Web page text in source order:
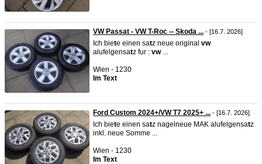
VW Passat - VW T-Roc -- Skoda ... - [16.7. 2026]
Ich biete einen satz neue original vw
alufelgensatz fur : vw...
Wien - 1230
Im Text
Ford Custom 2024+/VW T7 2025+ ... - [16.7. 2026]
Ich biete einen satz nagelneue MAK alufelgensatz
inkl. neue Somme ...
Wien - 1230
Im Text